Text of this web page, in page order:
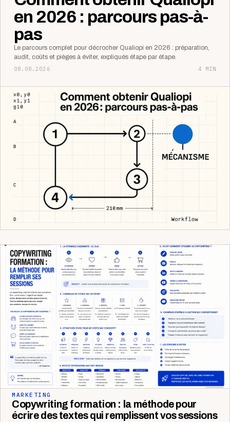
en 2026 : parcours pas-à-
pas
Le parcours complet pour décrocher Qualiopi en 2026 : préparation,
audit, coûts et pièges à éviter, expliqués étape par étape.
08.08.2026
4 MIN
MARKETING
Copywriting formation : la méthode pour
écrire des textes qui remplissent vos sessions